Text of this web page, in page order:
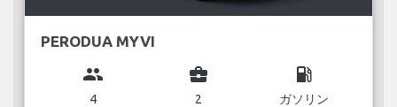
PERODUA MYVI
group
4
business_center
2
local_gas_station
ガソリン